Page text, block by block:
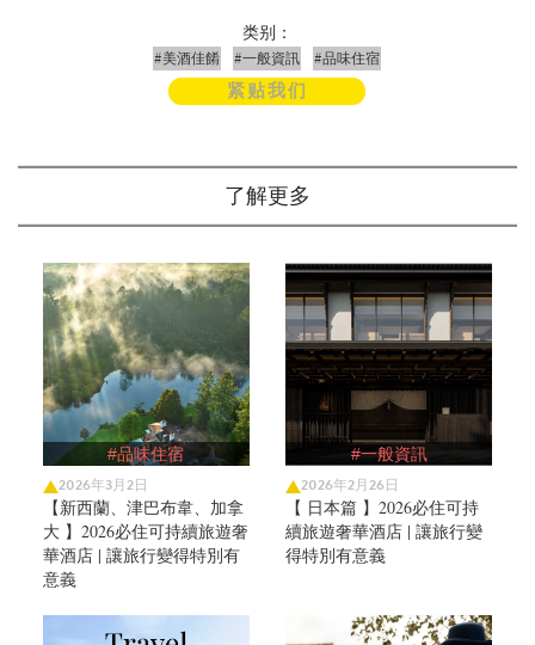
类别：
#美酒佳餚 #一般資訊 #品味住宿
紧贴我们
了解更多
#品味住宿
2026年3月2日
【新西蘭、津巴布韋、加拿
大 】2026必住可持續旅遊奢
華酒店 | 讓旅行變得特別有
意義
#一般資訊
2026年2月26日
【 日本篇 】2026必住可持
續旅遊奢華酒店 | 讓旅行變
得特別有意義